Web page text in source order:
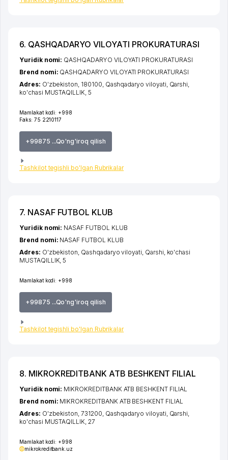
6. QASHQADARYO VILOYATI PROKURATURASI
Mamlakat kodi: +998
Faks: 75 2210117
+99875 ...Qo'ng'iroq qilish
Tashkilot tegishli bo'lgan Rubrikalar
Yuridik nomi: QASHQADARYO VILOYATI PROKURATURASI
Brend nomi: QASHQADARYO VILOYATI PROKURATURASI
Adres: O'zbekiston, 180100, Qashqadaryo viloyati, Qarshi,
ko'chasi MUSTAQILLIK, 5
7. NASAF FUTBOL KLUB
Mamlakat kodi: +998
+99875 ...Qo'ng'iroq qilish
Tashkilot tegishli bo'lgan Rubrikalar
Yuridik nomi: NASAF FUTBOL KLUB
Brend nomi: NASAF FUTBOL KLUB
Adres: O'zbekiston, Qashqadaryo viloyati, Qarshi, ko'chasi
MUSTAQILLIK, 5
8. MIKROKREDITBANK ATB BESHKENT FILIAL
Mamlakat kodi: +998
mikrokreditbank.uz
Yuridik nomi: MIKROKREDITBANK ATB BESHKENT FILIAL
Brend nomi: MIKROKREDITBANK ATB BESHKENT FILIAL
Adres: O'zbekiston, 731200, Qashqadaryo viloyati Qarshi
ko'chasi MUSTAQILLIK , 27